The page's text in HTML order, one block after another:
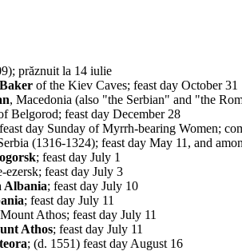
prăznuit la 14 iulie
of the Kiev Caves; feast day October 31
, Macedonia (also "the Serbian" and "the
Belgorod; feast day December 28
day Sunday of Myrrh-bearing Women;
(1316-1324); feast day May 11 , and
; feast day July 1
feast day July 3
Albania; feast day July 10
; feast day July 11
Athos; feast day July 11
Athos; feast day July 11
; (d. 1551) feast day August 16